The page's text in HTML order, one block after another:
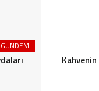
GÜNDEM
Kahvenin